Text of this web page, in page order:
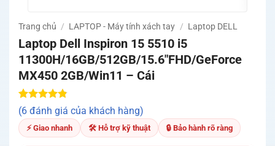
Trang chủ / LAPTOP - Máy tính xách tay / Laptop DELL
Laptop Dell Inspiron 15 5510 i5
11300H/16GB/512GB/15.6″FHD/GeForce
MX450 2GB/Win11 – Cái
4.83trên 5
dựa trên
6
đánh giá
(6 đánh giá của khách hàng)
⚡ Giao nhanh 🛠 Hỗ trợ kỹ thuật 🔒 Bảo hành rõ ràng